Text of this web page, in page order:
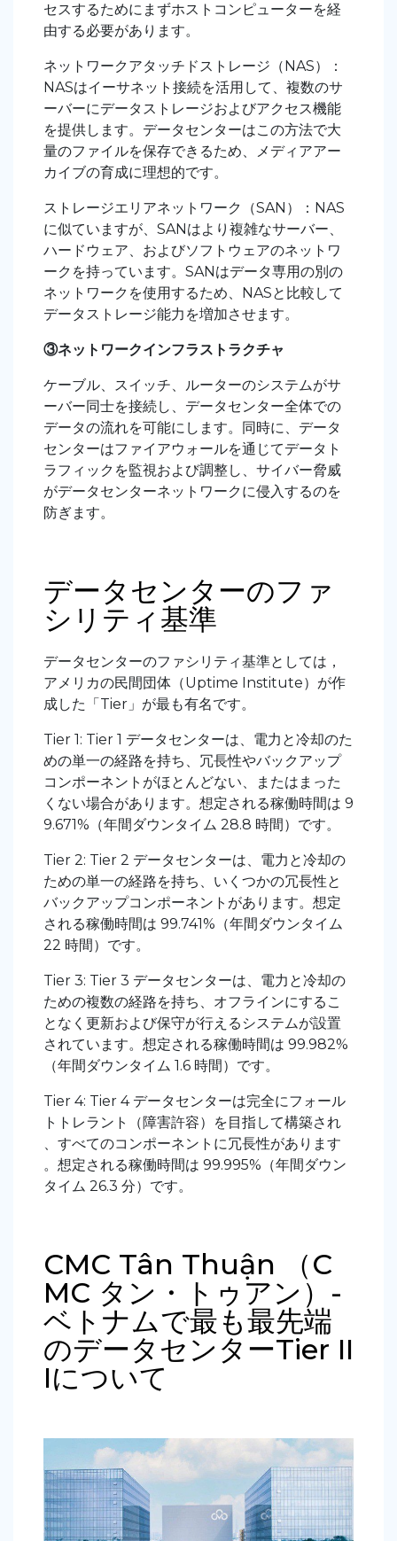
セスするためにまずホストコンピューターを経
由する必要があります。
ネットワークアタッチドストレージ（NAS）：
NASはイーサネット接続を活用して、複数のサ
ーバーにデータストレージおよびアクセス機能
を提供します。データセンターはこの方法で大
量のファイルを保存できるため、メディアアー
カイブの育成に理想的です。
ストレージエリアネットワーク（SAN）：NAS
に似ていますが、SANはより複雑なサーバー、
ハードウェア、およびソフトウェアのネットワ
ークを持っています。SANはデータ専用の別の
ネットワークを使用するため、NASと比較して
データストレージ能力を増加させます。
③ネットワークインフラストラクチャ
ケーブル、スイッチ、ルーターのシステムがサ
ーバー同士を接続し、データセンター全体での
データの流れを可能にします。同時に、データ
センターはファイアウォールを通じてデータト
ラフィックを監視および調整し、サイバー脅威
がデータセンターネットワークに侵入するのを
防ぎます。
データセンターのファ
シリティ基準
データセンターのファシリティ基準としては，
アメリカの民間団体（Uptime Institute）が作
成した「Tier」が最も有名です。
Tier 1: Tier 1 データセンターは、電力と冷却のた
めの単一の経路を持ち、冗長性やバックアップ
コンポーネントがほとんどない、またはまった
くない場合があります。想定される稼働時間は 9
9.671%（年間ダウンタイム 28.8 時間）です。
Tier 2: Tier 2 データセンターは、電力と冷却の
ための単一の経路を持ち、いくつかの冗長性と
バックアップコンポーネントがあります。想定
される稼働時間は 99.741%（年間ダウンタイム
22 時間）です。
Tier 3: Tier 3 データセンターは、電力と冷却の
ための複数の経路を持ち、オフラインにするこ
となく更新および保守が行えるシステムが設置
されています。想定される稼働時間は 99.982%
（年間ダウンタイム 1.6 時間）です。
Tier 4: Tier 4 データセンターは完全にフォール
トトレラント（障害許容）を目指して構築され
、すべてのコンポーネントに冗長性があります
。想定される稼働時間は 99.995%（年間ダウン
タイム 26.3 分）です。
CMC Tân Thuận （C
MC タン・トゥアン）-
ベトナムで最も最先端
のデータセンターTier II
Iについて